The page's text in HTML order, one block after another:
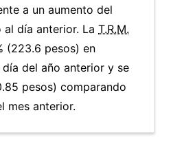
a un aumento del
día anterior. La T.R.M.
(223.6 pesos) en
del año anterior y se
pesos) comparando
mes anterior.